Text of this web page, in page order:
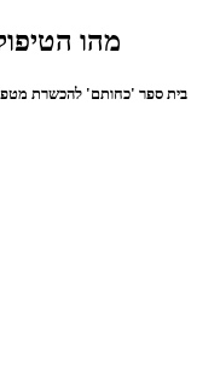
מהו
בית ספר 'כחותם' להכשרת